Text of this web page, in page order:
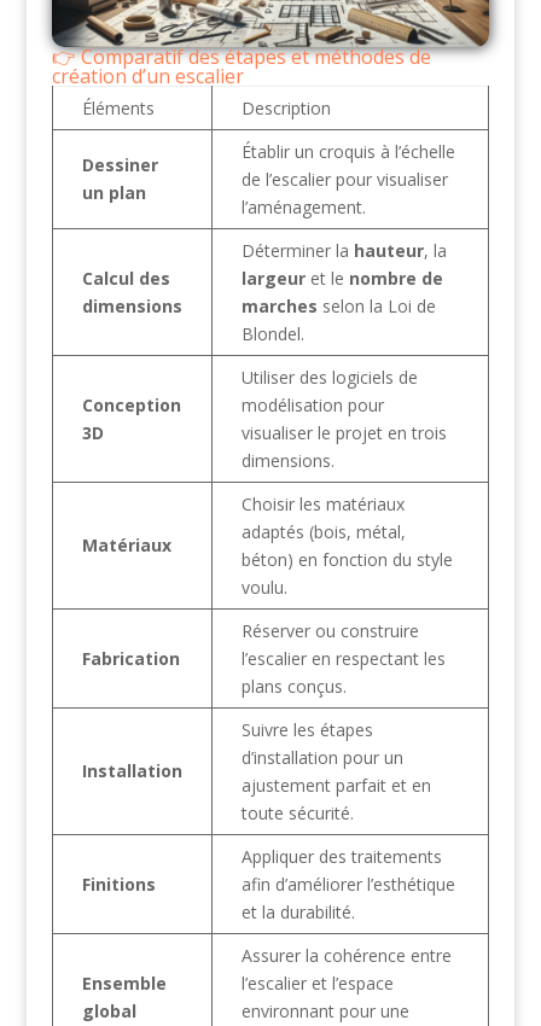
Comparatif des étapes et méthodes de
création d’un escalier
Éléments Description
Dessiner
un plan
Établir un croquis à l’échelle
de l’escalier pour visualiser
l’aménagement.
Calcul des
dimensions
Déterminer la hauteur, la
largeuret le nombre de
marches selon la Loi de
Blondel.
Conception
3D
Utiliser des logiciels de
modélisation pour
visualiser le projet en trois
dimensions.
Matériaux
Choisir les matériaux
adaptés (bois, métal,
béton) en fonction du style
voulu.
Fabrication
Réserver ou construire
l’escalier en respectant les
plans conçus.
Installation
Suivre les étapes
d’installation pour un
ajustement parfait et en
toute sécurité.
Finitions
Appliquer des traitements
afin d’améliorer l’esthétique
et la durabilité.
Ensemble
global
Assurer la cohérence entre
l’escalier et l’espace
environnant pour une